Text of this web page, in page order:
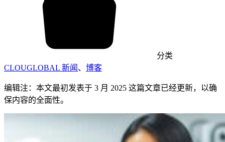
分类
CLOUGLOBAL 新闻 、 博客
编辑注：本文最初发表于 3 月 2025 这篇文章已经更新，以确
保内容的全面性。